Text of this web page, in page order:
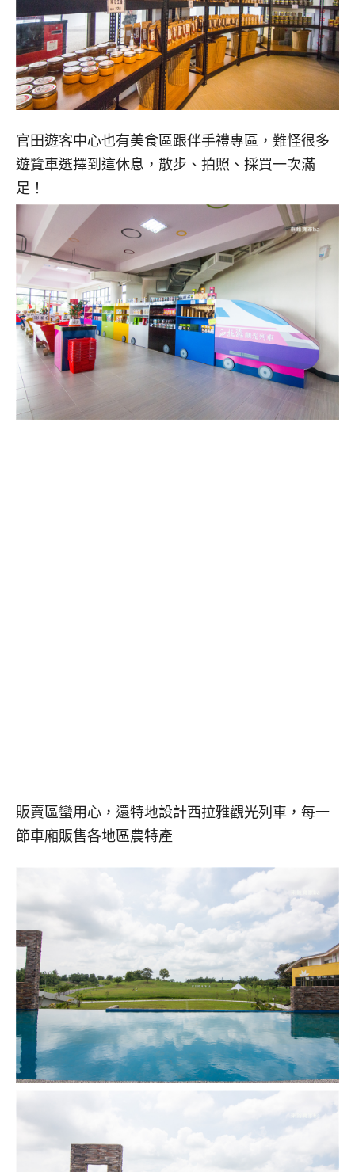
官田遊客中心也有美食區跟伴手禮專區，難怪很多
遊覽車選擇到這休息，散步、拍照、採買一次滿
足！
販賣區蠻用心，還特地設計西拉雅觀光列車，每一
節車廂販售各地區農特產